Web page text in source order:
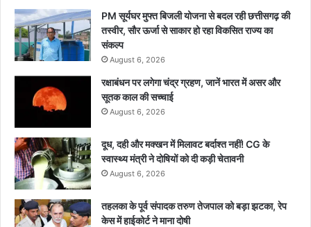
PM सूर्यघर मुफ्त बिजली योजना से बदल रही छत्तीसगढ़ की
तस्वीर, सौर ऊर्जा से साकार हो रहा विकसित राज्य का
संकल्प
August 6, 2026
रक्षाबंधन पर लगेगा चंद्र ग्रहण, जानें भारत में असर और
सूतक काल की सच्चाई
August 6, 2026
दूध, दही और मक्खन में मिलावट बर्दाश्त नहीं! CG के
स्वास्थ्य मंत्री ने दोषियों को दी कड़ी चेतावनी
August 6, 2026
तहलका के पूर्व संपादक तरुण तेजपाल को बड़ा झटका, रेप
केस में हाईकोर्ट ने माना दोषी